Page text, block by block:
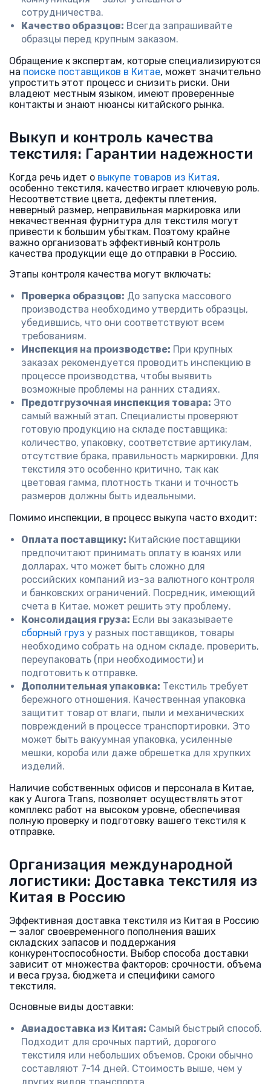
сотрудничества.
Качество образцов: Всегда запрашивайте
образцы перед крупным заказом.
Обращение к экспертам, которые специализируются
на поиске поставщиков в Китае, может значительно
упростить этот процесс и снизить риски. Они
владеют местным языком, имеют проверенные
контакты и знают нюансы китайского рынка.
Выкуп и контроль качества
текстиля: Гарантии надежности
Когда речь идет о выкупе товаров из Китая,
особенно текстиля, качество играет ключевую роль.
Несоответствие цвета, дефекты плетения,
неверный размер, неправильная маркировка или
некачественная фурнитура для текстиля могут
привести к большим убыткам. Поэтому крайне
важно организовать эффективный контроль
качества продукции еще до отправки в Россию.
Этапы контроля качества могут включать:
Проверка образцов: До запуска массового
производства необходимо утвердить образцы,
убедившись, что они соответствуют всем
требованиям.
Инспекция на производстве: При крупных
заказах рекомендуется проводить инспекцию в
процессе производства, чтобы выявить
возможные проблемы на ранних стадиях.
Предотгрузочная инспекция товара: Это
самый важный этап. Специалисты проверяют
готовую продукцию на складе поставщика:
количество, упаковку, соответствие артикулам,
отсутствие брака, правильность маркировки. Для
текстиля это особенно критично, так как
цветовая гамма, плотность ткани и точность
размеров должны быть идеальными.
Помимо инспекции, в процесс выкупа часто входит:
Оплата поставщику: Китайские поставщики
предпочитают принимать оплату в юанях или
долларах, что может быть сложно для
российских компаний из-за валютного контроля
и банковских ограничений. Посредник, имеющий
счета в Китае, может решить эту проблему.
Консолидация груза: Если вы заказываете
сборный груз у разных поставщиков, товары
необходимо собрать на одном складе, проверить,
переупаковать (при необходимости) и
подготовить к отправке.
Дополнительная упаковка: Текстиль требует
бережного отношения. Качественная упаковка
защитит товар от влаги, пыли и механических
повреждений в процессе транспортировки. Это
может быть вакуумная упаковка, усиленные
мешки, короба или даже обрешетка для хрупких
изделий.
Наличие собственных офисов и персонала в Китае,
как у Aurora Trans, позволяет осуществлять этот
комплекс работ на высоком уровне, обеспечивая
полную проверку и подготовку вашего текстиля к
отправке.
Организация международной
логистики: Доставка текстиля из
Китая в Россию
Эффективная доставка текстиля из Китая в Россию
— залог своевременного пополнения ваших
складских запасов и поддержания
конкурентоспособности. Выбор способа доставки
зависит от множества факторов: срочности, объема
и веса груза, бюджета и специфики самого
текстиля.
Основные виды доставки:
Авиадоставка из Китая: Самый быстрый способ.
Подходит для срочных партий, дорогого
текстиля или небольших объемов. Сроки обычно
составляют 7-14 дней. Стоимость выше, чем у